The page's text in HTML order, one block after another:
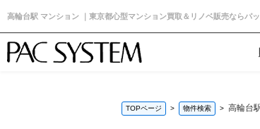
高輪台駅 マンション ｜東京都心型マンション買取＆リノベ販売ならパ
TOPページ 物件検索 高輪台